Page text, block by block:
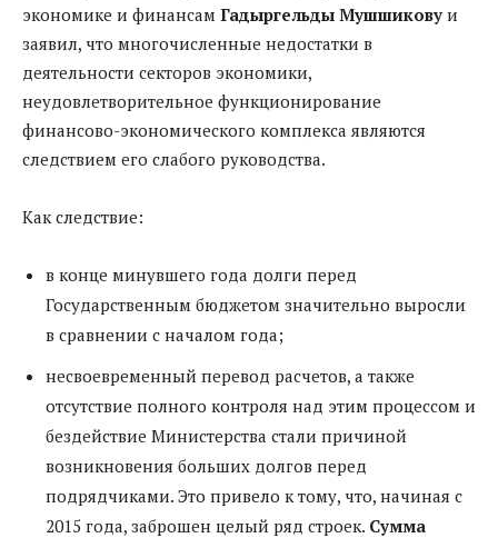
экономике и финансам Гадыргельды Мушшикову и
заявил, что многочисленные недостатки в
деятельности секторов экономики,
неудовлетворительное функционирование
финансово-экономического комплекса являются
следствием его слабого руководства.
Как следствие:
в конце минувшего года долги перед
Государственным бюджетом значительно выросли
в сравнении с началом года;
несвоевременный перевод расчетов, а также
отсутствие полного контроля над этим процессом и
бездействие Министерства стали причиной
возникновения больших долгов перед
подрядчиками. Это привело к тому, что, начиная с
2015 года, заброшен целый ряд строек. Сумма